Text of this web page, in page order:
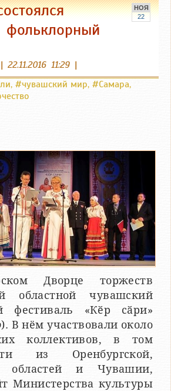
НОЯ
22
фольклорный
| 22.11.2016 11:29 |
, #чувашский мир, #Самара,
Дворце торжеств
областной чувашский
фестиваль «Кӗр сӑри»
). В нём участвовали около
коллективов, в том
из Оренбургской,
областей и Чувашии,
Министерства культуры